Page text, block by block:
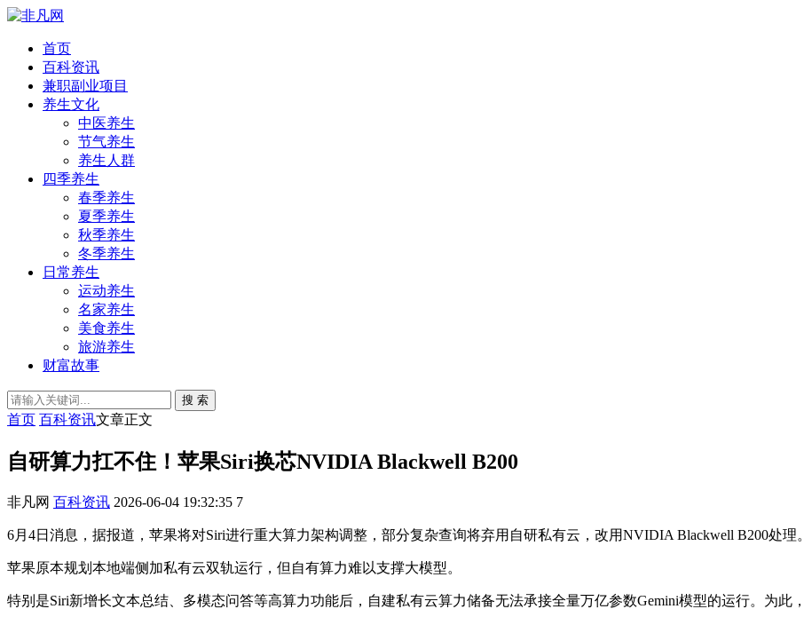
首页
百科资讯
兼职副业项目
养生文化
中医养生
节气养生
养生人群
四季养生
春季养生
夏季养生
秋季养生
冬季养生
日常养生
运动养生
名家养生
美食养生
旅游养生
财富故事
搜 索
首页 百科资讯文章正文
自研算力扛不住！苹果Siri换芯NVIDIA Blackwell B200
非凡网 百科资讯 2026-06-04 19:32:35 7
6月4日消息，据报道，苹果将对Siri进行重大算力架构调整，部分复杂查询将弃用自研私有云，改用NVIDIA Blackwell B200处理。
苹果原本规划本地端侧加私有云双轨运行，但自有算力难以支撑大模型。
特别是Siri新增长文本总结、多模态问答等高算力功能后，自建私有云算力储备无法承接全量万亿参数Gemini模型的运行。为此